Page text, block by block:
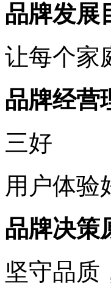
品牌发展
让每个家
品牌经营
三好
用户体验
品牌决策
坚守品质